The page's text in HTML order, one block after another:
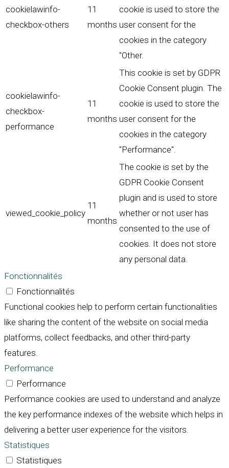
cookielawinfo-
checkbox-others
11
months
cookie is used to store the
user consent for the
cookies in the category
"Other.
cookielawinfo-
checkbox-
performance
11
months
This cookie is set by GDPR
Cookie Consent plugin. The
cookie is used to store the
user consent for the
cookies in the category
"Performance".
viewed_cookie_policy
11
months
The cookie is set by the
GDPR Cookie Consent
plugin and is used to store
whether or not user has
consented to the use of
cookies. It does not store
any personal data.
Fonctionnalités
Fonctionnalités
Functional cookies help to perform certain functionalities
like sharing the content of the website on social media
platforms, collect feedbacks, and other third-party
features.
Performance
Performance
Performance cookies are used to understand and analyze
the key performance indexes of the website which helps in
delivering a better user experience for the visitors.
Statistiques
Statistiques